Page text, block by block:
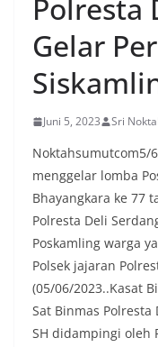
oleh warga,
menyambut
dengan
masing-
akrab,
lingkungan
komunikasi
situasi
poin utama
sambang ini
memasang
bukan
menjelang
Petugas
bendera
wujud nyata
Polresta
Gelar
Juni 5, 2023 Sri
Noktahsumutcom5/
menggelar lomba
Bhayangkara ke 77
Polresta Deli
Poskamling warga
Polsek jajaran
(05/06/2023..Kasat
Sat Binmas Polresta
SH didampingi oleh